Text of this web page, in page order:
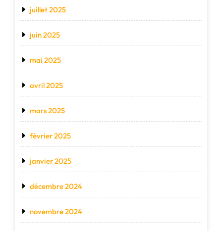
juillet 2025
juin 2025
mai 2025
avril 2025
mars 2025
février 2025
janvier 2025
décembre 2024
novembre 2024